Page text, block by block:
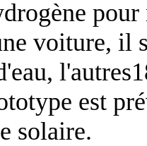
voiture, il
est
solaire.